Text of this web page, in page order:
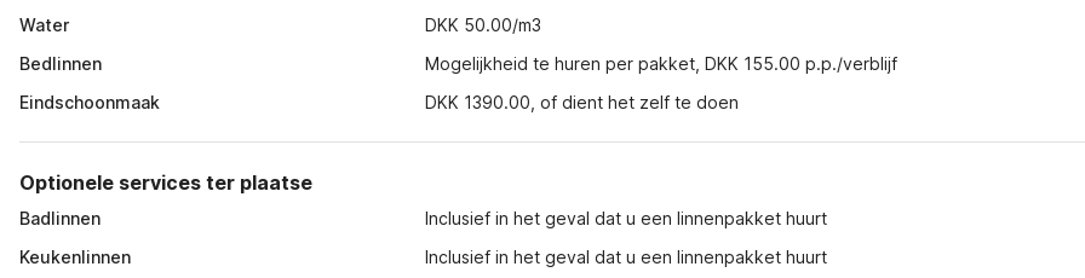
Water
DKK 50.00/m3
Bedlinnen
Mogelijkheid te huren per pakket, DKK 155.00 p.p./verblijf
Eindschoonmaak
DKK 1390.00, of dient het zelf te doen
Optionele services ter plaatse
Badlinnen
Inclusief in het geval dat u een linnenpakket huurt
Keukenlinnen
Inclusief in het geval dat u een linnenpakket huurt